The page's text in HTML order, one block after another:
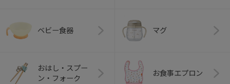
ベビー食器 マグ
おはし・スプー
ン・フォーク
お食事エプロン